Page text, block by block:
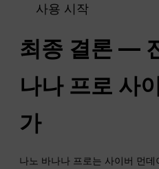
사용 시작
최종 결론 —
나나 프로 사
가
나노 바나나 프로는 사이버 먼